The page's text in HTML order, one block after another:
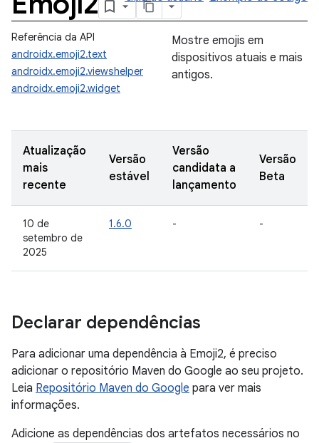
Referência da API
androidx.emoji2.text
androidx.emoji2.viewshelper
androidx.emoji2.widget
Mostre emojis em
dispositivos atuais e mais
antigos.
Atualização
mais
recente
Versão
estável
Versão
candidata a
lançamento
Versão
Beta
10 de
setembro de
2025
1.6.0 - -
Declarar dependências
Para adicionar uma dependência à Emoji2, é preciso
adicionar o repositório Maven do Google ao seu projeto.
Leia Repositório Maven do Google para ver mais
informações.
Adicione as dependências dos artefatos necessários no